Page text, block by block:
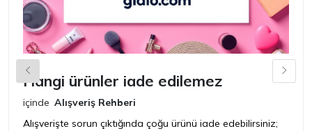
Hangi ürünler iade edilemez
içinde Alışveriş Rehberi
Alışverişte sorun çıktığında çoğu ürünü iade edebilirsiniz;